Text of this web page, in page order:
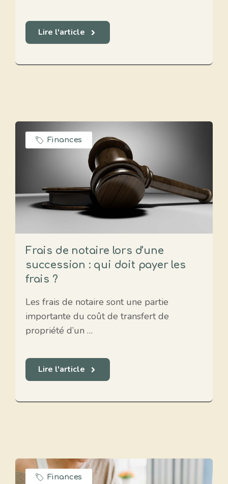
Lire l'article
Finances
Frais de notaire lors d'une
succession : qui doit payer les
frais ?
Les frais de notaire sont une partie
importante du coût de transfert de
propriété d’un …
Lire l'article
Finances